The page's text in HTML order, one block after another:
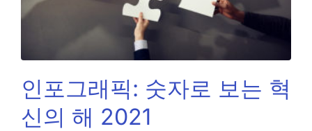
인포그래픽: 숫자로 보는 혁
신의 해 2021